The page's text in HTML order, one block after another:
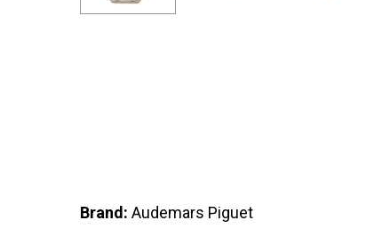
Brand: Audemars Piguet